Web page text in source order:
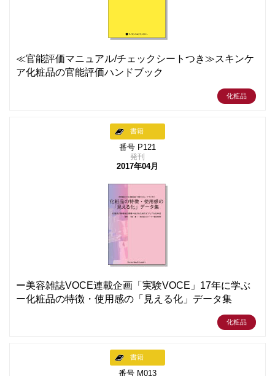
≪官能評価マニュアル/チェックシートつき≫スキンケ
ア化粧品の官能評価ハンドブック
化粧品
書籍
番号 P121
発刊
2017年04月
ー美容雑誌VOCE連載企画「実験VOCE」17年に学ぶ
ー化粧品の特徴・使用感の「見える化」データ集
化粧品
書籍
番号 M013